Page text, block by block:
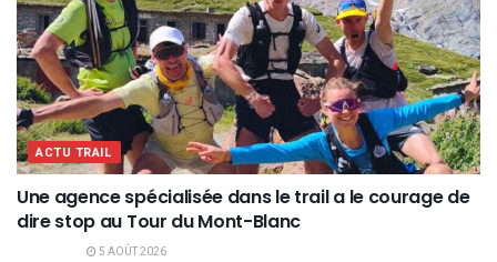
ACTU TRAIL
Une agence spécialisée dans le trail a le courage de
dire stop au Tour du Mont-Blanc
5 AOÛT 2026